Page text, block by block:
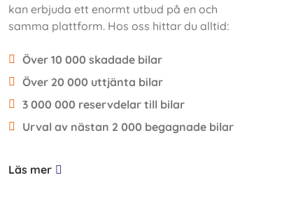
kan erbjuda ett enormt utbud på en och
samma plattform. Hos oss hittar du alltid:
Över 10 000 skadade bilar
Över 20 000 uttjänta bilar
3 000 000 reservdelar till bilar
Urval av nästan 2 000 begagnade bilar
Läs mer